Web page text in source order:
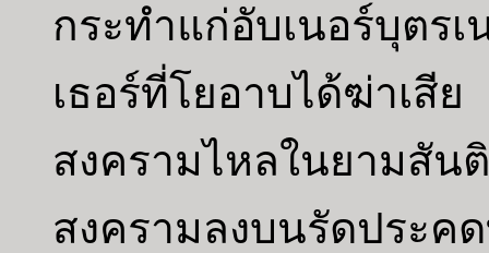
กระทำแก่อับเนอร์บุต
เธอร์ที่โยอาบได้ฆ่า
สงครามไหลในยามสั
สงครามลงบนรัดปร